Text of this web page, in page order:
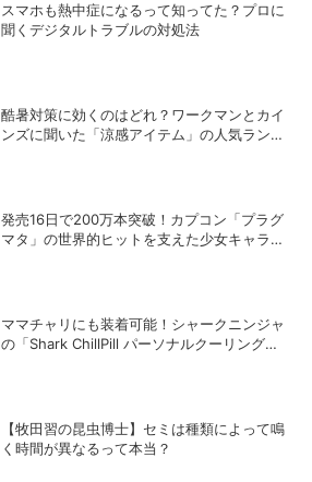
スマホも熱中症になるって知ってた？プロに
聞くデジタルトラブルの対処法
酷暑対策に効くのはどれ？ワークマンとカイ
ンズに聞いた「涼感アイテム」の人気ランキ
発売16日で200万本突破！カプコン「プラグ
マタ」の世界的ヒットを支えた少女キャラの
ママチャリにも装着可能！シャークニンジャ
の「Shark ChillPill パーソナルクーリングフ
【牧田習の昆虫博士】セミは種類によって鳴
く時間が異なるって本当？